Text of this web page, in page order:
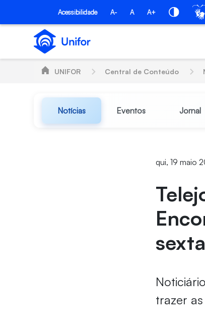
Pular para o Conteúdo principal
Acessibilidade A- A A+
UNIFOR Central de Conteúdo
Notícias Eventos Jornal
qui, 19 maio
trazer